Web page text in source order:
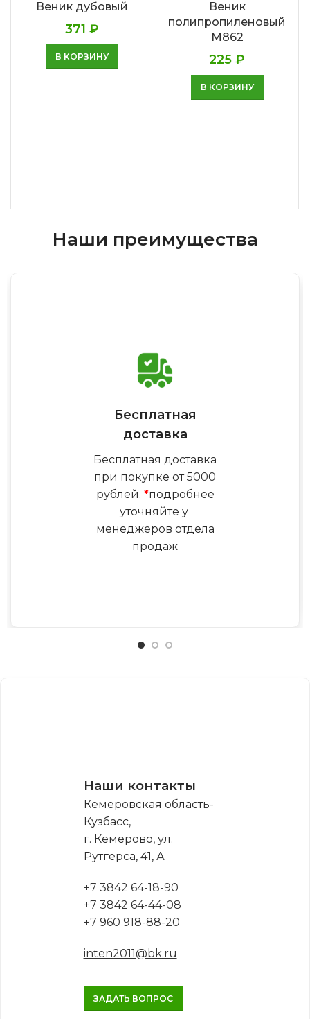
Веник дубовый
371₽
В КОРЗИНУ
Веник
полипропиленовый
М862
225₽
В КОРЗИНУ
Наши преимущества
Бесплатная
доставка
Бесплатная доставка
при покупке от 5000
рублей. *подробнее
уточняйте у
менеджеров отдела
продаж
Наши контакты
Кемеровская область-
Кузбасс,
г. Кемерово, ул.
Рутгерса, 41, А
+7 3842 64-18-90
+7 3842 64-44-08
+7 960 918-88-20
inten2011@bk.ru
ЗАДАТЬ ВОПРОС